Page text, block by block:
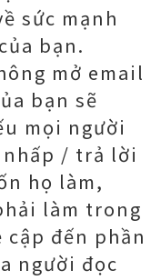
sức mạnh
bạn.
mở email
bạn sẽ
mọi người
nhấp / trả lời
họ làm,
làm trong
cập đến phần
người đọc